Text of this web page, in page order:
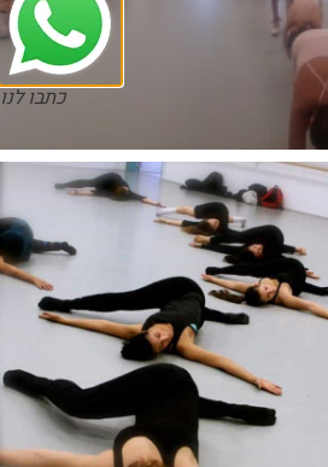
כתבו לנו